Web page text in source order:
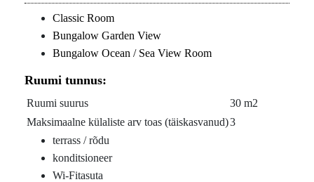
Classic Room
Bungalow Garden View
Bungalow Ocean / Sea View Room
Ruumi tunnus:
Ruumi suurus
30 m2
Maksimaalne külaliste arv toas (täiskasvanud)3
terrass / rõdu
konditsioneer
Wi-Fitasuta